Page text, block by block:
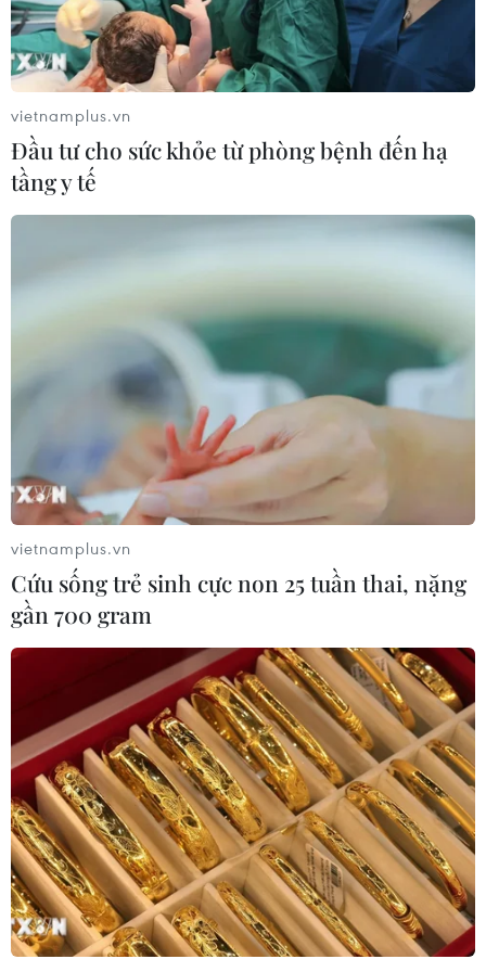
EU triển khai mạng vệ tinh riêng,
củng cố chủ quyền số
08/08/2026 04:15
Liên hợp quốc kêu gọi chấm dứt tấn
công dân thường trong xung đột
Chính sách nhà ở của nước Anh -
Góc tham chiếu cho Việt Nam
07/08/2026 04:08
Bỉ tìm ra hướng đi mới trong điều trị
ung thư gan di căn
07/08/2026 04:05
Nga thoái vốn nhà nước khỏi Sân bay
Quốc tế Sheremetyevo
07/08/2026 00:22
Nga thông báo tấn công căn
cứ ngầm của Ukraine
06/08/2026 16:21
Tây Ban Nha: 100 người thiệt mạng
vietnamplus.vn
Đầu tư cho sức khỏe từ phòng bệnh đến hạ
tầng y tế
vietnamplus.vn
Cứu sống trẻ sinh cực non 25 tuần thai, nặng
gần 700 gram